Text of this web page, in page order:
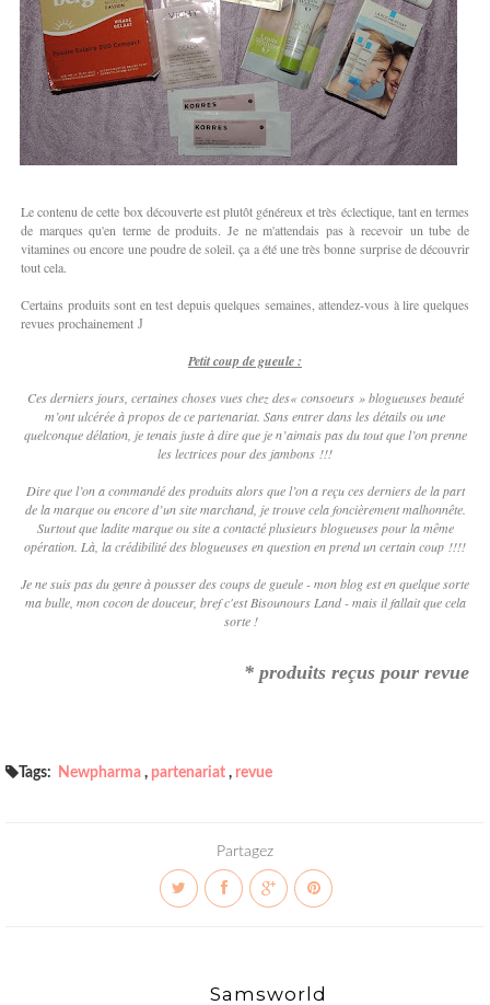
Le contenu de cette box découverte est plutôt généreux et très éclectique, tant en termes
de marques qu'en terme de produits. Je ne m'attendais pas à recevoir un tube de
vitamines ou encore une poudre de soleil. ça a été une très bonne surprise de découvrir
tout cela.
Certains produits sont en test depuis quelques semaines, attendez-vous à lire quelques
revues prochainement J
Petit coup de gueule :
Ces derniers jours, certaines choses vues chez des« consoeurs » blogueuses beauté
m’ont ulcérée à propos de ce partenariat. Sans entrer dans les détails ou une
quelconque délation, je tenais juste à dire que je n’aimais pas du tout que l’on prenne
les lectrices pour des jambons !!!
Dire que l’on a commandé des produits alors que l’on a reçu ces derniers de la part
de la marque ou encore d’un site marchand, je trouve cela foncièrement malhonnête.
Surtout que ladite marque ou site a contacté plusieurs blogueuses pour la même
opération. Là, la crédibilité des blogueuses en question en prend un certain coup !!!!
Je ne suis pas du genre à pousser des coups de gueule - mon blog est en quelque sorte
ma bulle, mon cocon de douceur, bref c'est Bisounours Land - mais il fallait que cela
sorte !
* produits reçus pour revue
Tags: Newpharma , partenariat , revue
Partagez